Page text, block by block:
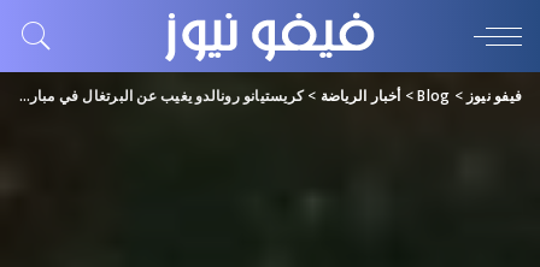
فيفو نيوز >
Blog
> أخبار الرياضة >كريستيانو رونالدو يغيب عن البرتغال في مباراة السويد